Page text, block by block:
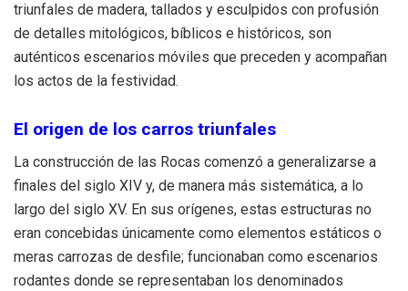
triunfales de madera, tallados y esculpidos con profusión
de detalles mitológicos, bíblicos e históricos, son
auténticos escenarios móviles que preceden y acompañan
los actos de la festividad.
El origen de los carros triunfales
La construcción de las Rocas comenzó a generalizarse a
finales del siglo XIV y, de manera más sistemática, a lo
largo del siglo XV. En sus orígenes, estas estructuras no
eran concebidas únicamente como elementos estáticos o
meras carrozas de desfile; funcionaban como escenarios
rodantes donde se representaban los denominados